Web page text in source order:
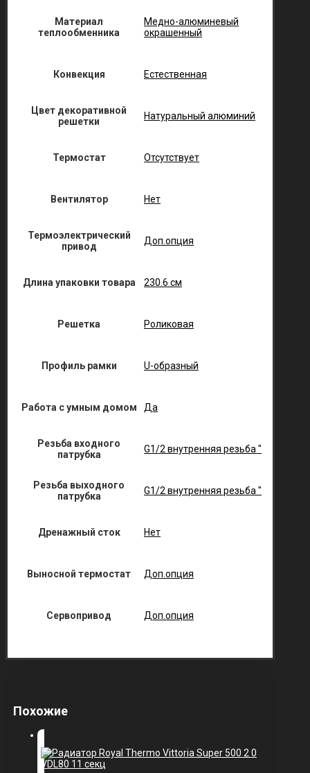
Материал
теплообменника
Медно-алюминевый
окрашенный
Конвекция Естественная
Цвет декоративной
решетки
Натуральный алюминий
Термостат Отсутствует
Вентилятор Нет
Термоэлектрический
привод
Доп.опция
Длина упаковки товара 230.6 см
Решетка Роликовая
Профиль рамки U-образный
Работа с умным домом Да
Резьба входного
патрубка
G1/2 внутренняя резьба "
Резьба выходного
патрубка
G1/2 внутренняя резьба "
Дренажный сток Нет
Выносной термостат Доп.опция
Сервопривод Доп.опция
Похожие